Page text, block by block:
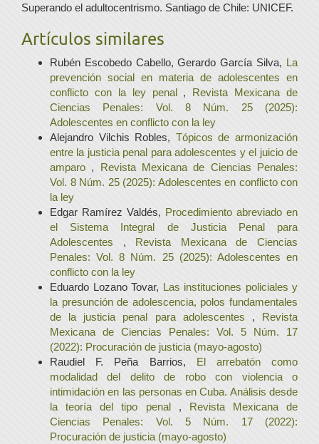
Superando el adultocentrismo. Santiago de Chile: UNICEF.
Artículos similares
Rubén Escobedo Cabello, Gerardo García Silva, La
prevención social en materia de adolescentes en
conflicto con la ley penal , Revista Mexicana de
Ciencias Penales: Vol. 8 Núm. 25 (2025):
Adolescentes en conflicto con la ley
Alejandro Vilchis Robles, Tópicos de armonización
entre la justicia penal para adolescentes y el juicio de
amparo , Revista Mexicana de Ciencias Penales:
Vol. 8 Núm. 25 (2025): Adolescentes en conflicto con
la ley
Edgar Ramírez Valdés, Procedimiento abreviado en
el Sistema Integral de Justicia Penal para
Adolescentes , Revista Mexicana de Ciencias
Penales: Vol. 8 Núm. 25 (2025): Adolescentes en
conflicto con la ley
Eduardo Lozano Tovar, Las instituciones policiales y
la presunción de adolescencia, polos fundamentales
de la justicia penal para adolescentes , Revista
Mexicana de Ciencias Penales: Vol. 5 Núm. 17
(2022): Procuración de justicia (mayo-agosto)
Raudiel F. Peña Barrios, El arrebatón como
modalidad del delito de robo con violencia o
intimidación en las personas en Cuba. Análisis desde
la teoría del tipo penal , Revista Mexicana de
Ciencias Penales: Vol. 5 Núm. 17 (2022):
Procuración de justicia (mayo-agosto)